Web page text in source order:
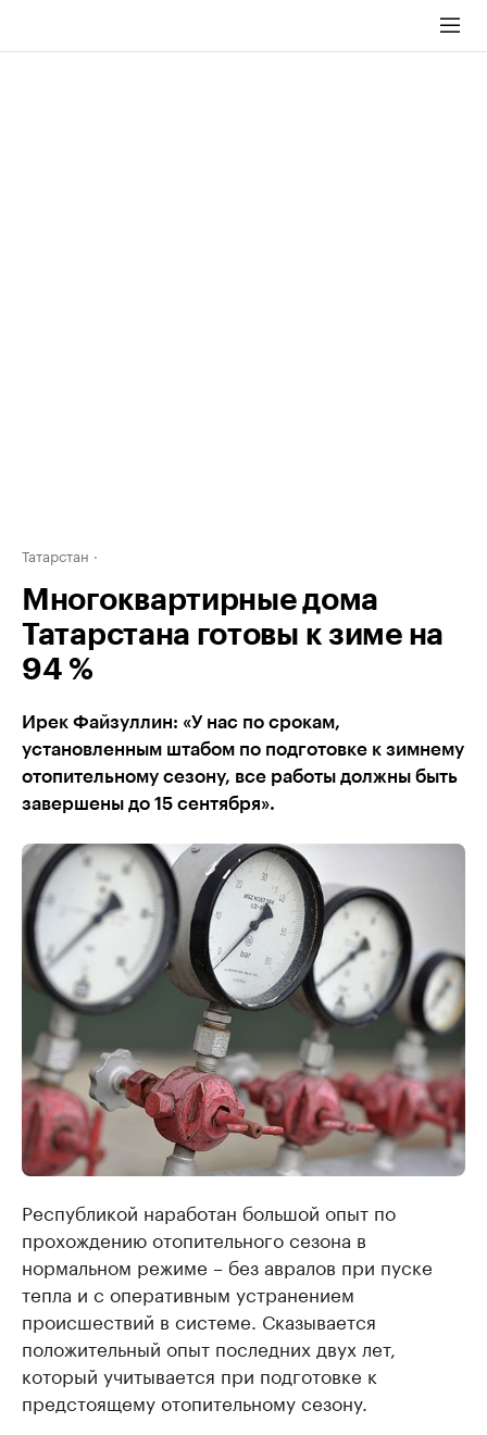
Татарстан
Многоквартирные дома
Татарстана готовы к зиме на
94 %
Ирек Файзуллин: «У нас по срокам,
установленным штабом по подготовке к зимнему
отопительному сезону, все работы должны быть
завершены до 15 сентября».
Республикой наработан большой опыт по
прохождению отопительного сезона в
нормальном режиме – без авралов при пуске
тепла и с оперативным устранением
происшествий в системе. Сказывается
положительный опыт последних двух лет,
который учитывается при подготовке к
предстоящему отопительному сезону.